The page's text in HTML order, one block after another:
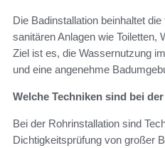
Die Badinstallation beinhaltet
sanitären Anlagen wie Toiletten,
Ziel ist es, die Wassernutzung
und eine angenehme
Welche Techniken sind bei
Bei der Rohrinstallation sind
Dichtigkeitsprüfung von großer